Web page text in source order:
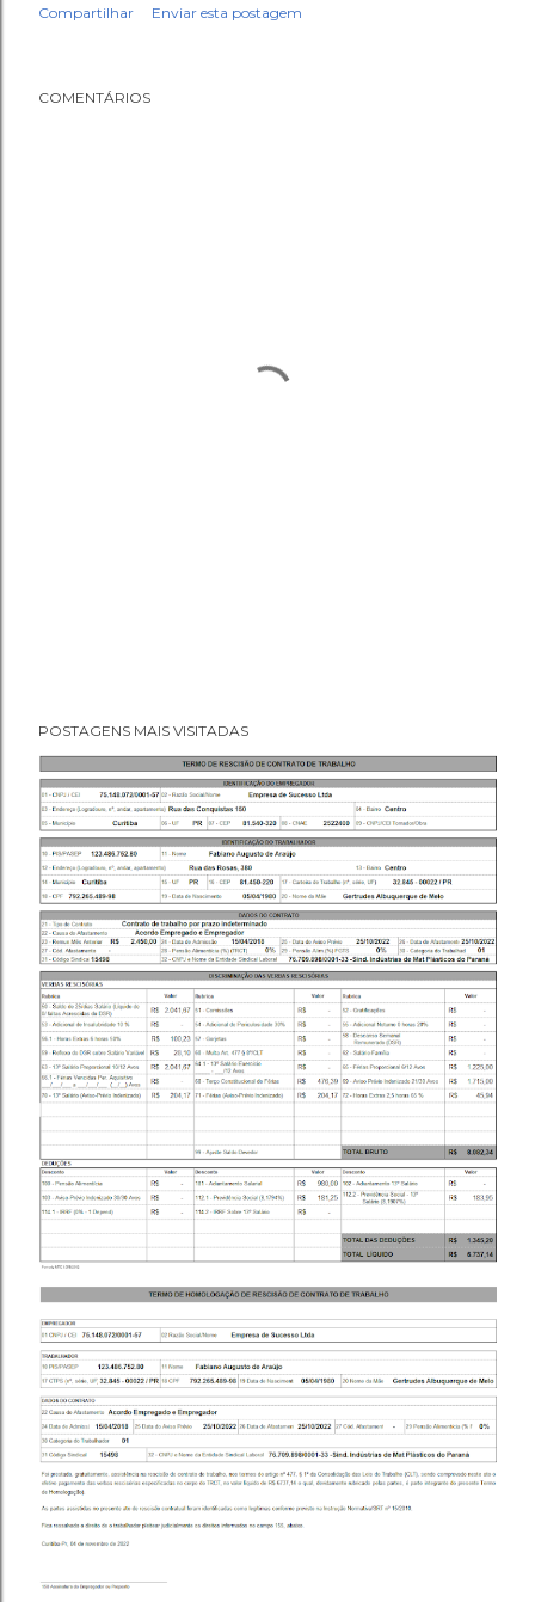
Compartilhar Enviar esta postagem
COMENTÁRIOS
POSTAGENS MAIS VISITADAS